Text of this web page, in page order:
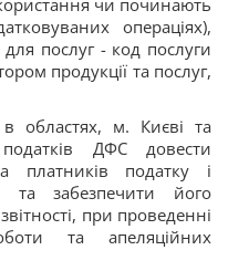
операціях),
послуг - код послуги
продукції та послуг,
областях, м. Києві та
ДФС довести
платників податку і
та забезпечити його
при проведенні
та апеляційних